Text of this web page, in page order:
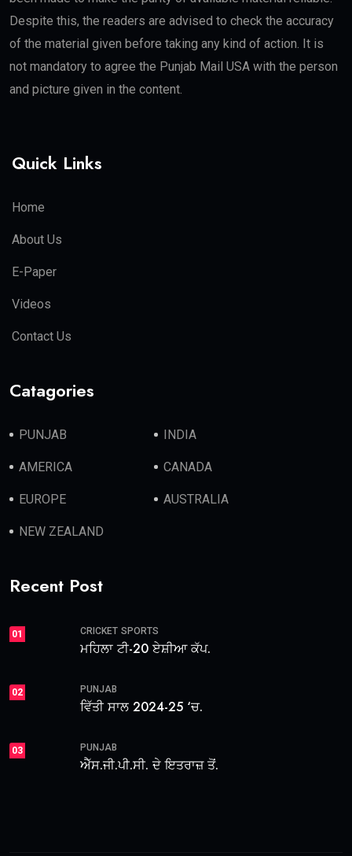
Despite this, the readers are advised to check the accuracy
of the material given before taking any kind of action. It is
not mandatory to agree the Punjab Mail USA with the person
and picture given in the content.
Quick Links
Home
About Us
E-Paper
Videos
Contact Us
Catagories
PUNJAB INDIA
AMERICA CANADA
EUROPE AUSTRALIA
NEW ZEALAND
Recent Post
01 CRICKET SPORTS
ਮਹਿਲਾ ਟੀ-20 ਏਸ਼ੀਆ ਕੱਪ.
02 PUNJAB
ਵਿੱਤੀ ਸਾਲ 2024-25 ‘ਚ.
03 PUNJAB
ਐੱਸ.ਜੀ.ਪੀ.ਸੀ. ਦੇ ਇਤਰਾਜ਼ ਤੋਂ.